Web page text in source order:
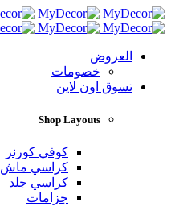
العروض
خصومات
تسوق اون لاين
Shop Layouts
كوفي كورنر
كراسي ماش
كراسي جلد
جزامات